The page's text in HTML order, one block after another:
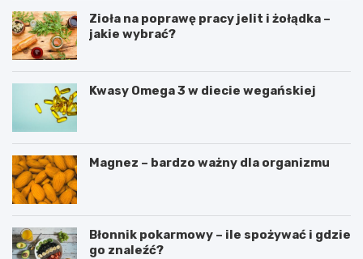
t
u
?
Zioła na poprawę pracy jelit i żołądka –
jakie wybrać?
Kwasy Omega 3 w diecie wegańskiej
Magnez – bardzo ważny dla organizmu
Błonnik pokarmowy – ile spożywać i gdzie
go znaleźć?